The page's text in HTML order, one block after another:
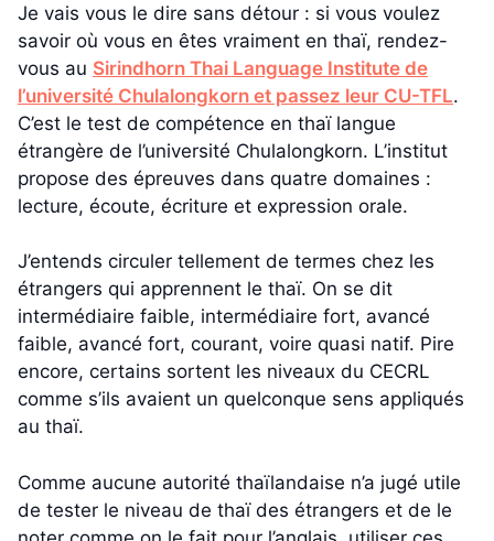
Je vais vous le dire sans détour : si vous voulez
savoir où vous en êtes vraiment en thaï, rendez-
vous au Sirindhorn Thai Language Institute de
l’université Chulalongkorn et passez leur CU-TFL.
C’est le test de compétence en thaï langue
étrangère de l’université Chulalongkorn. L’institut
propose des épreuves dans quatre domaines :
lecture, écoute, écriture et expression orale.
J’entends circuler tellement de termes chez les
étrangers qui apprennent le thaï. On se dit
intermédiaire faible, intermédiaire fort, avancé
faible, avancé fort, courant, voire quasi natif. Pire
encore, certains sortent les niveaux du CECRL
comme s’ils avaient un quelconque sens appliqués
au thaï.
Comme aucune autorité thaïlandaise n’a jugé utile
de tester le niveau de thaï des étrangers et de le